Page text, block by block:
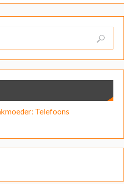
Telefoons